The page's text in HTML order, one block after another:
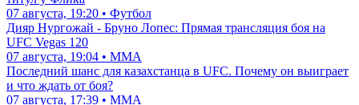
07 августа, 19:20 • Футбол
Дияр Нургожай - Бруно Лопес: Прямая трансляция боя на
UFC Vegas 120
07 августа, 19:04 • ММА
Последний шанс для казахстанца в UFC. Почему он выиграет
и что ждать от боя?
07 августа, 17:39 • ММА